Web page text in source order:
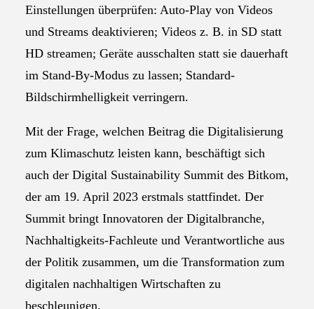
Einstellungen überprüfen: Auto-Play von Videos
und Streams deaktivieren; Videos z. B. in SD statt
HD streamen; Geräte ausschalten statt sie dauerhaft
im Stand-By-Modus zu lassen; Standard-
Bildschirmhelligkeit verringern.
Mit der Frage, welchen Beitrag die Digitalisierung
zum Klimaschutz leisten kann, beschäftigt sich
auch der Digital Sustainability Summit des Bitkom,
der am 19. April 2023 erstmals stattfindet. Der
Summit bringt Innovatoren der Digitalbranche,
Nachhaltigkeits-Fachleute und Verantwortliche aus
der Politik zusammen, um die Transformation zum
digitalen nachhaltigen Wirtschaften zu
beschleunigen.